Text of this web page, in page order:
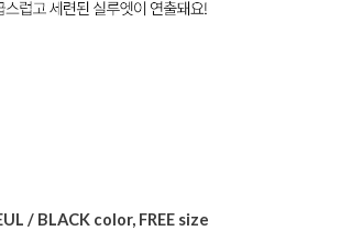
/ BLACK color, FREE size